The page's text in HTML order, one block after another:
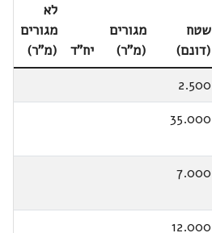
שטח
(דונם)
מגורים
(מ"ר)
יח"ד
לא
מגורים
(מ"ר)
2.500
35.000
7.000
12.000